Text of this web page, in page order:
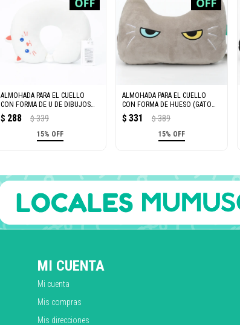
ALMOHADA PARA EL CUELLO
CON FORMA DE U DE DIBUJOS
ANIMADOS (GATO BLANCO)
$ 288 $ 339
15% OFF
ALMOHADA PARA EL CUELLO
CON FORMA DE HUESO (GATO
GRIS)
$ 331 $ 389
15% OFF
MI CUENTA
Mi cuenta
Mis compras
Mis direcciones